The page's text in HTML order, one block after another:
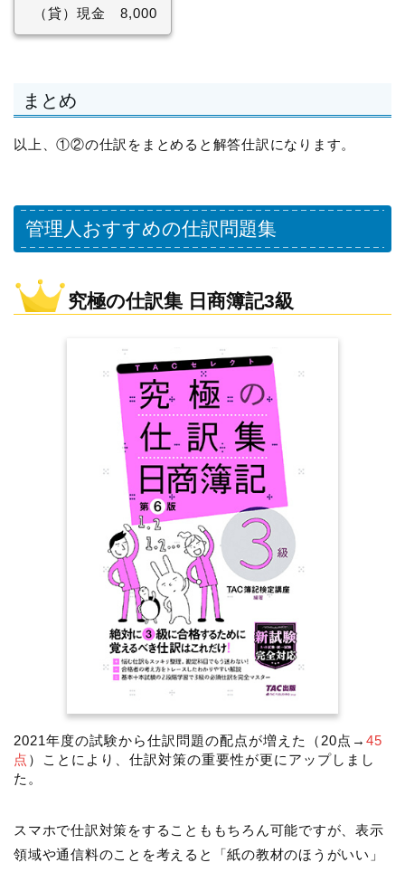
（貸）現金 8,000
まとめ
以上、①②の仕訳をまとめると解答仕訳になります。
管理人おすすめの仕訳問題集
究極の仕訳集 日商簿記3級
2021年度の試験から仕訳問題の配点が増えた（20点→ 45
点 ）ことにより、仕訳対策の重要性が更にアップしまし
た。
スマホで仕訳対策をすることももちろん可能ですが、表示
領域や通信料のことを考えると「紙の教材のほうがいい」